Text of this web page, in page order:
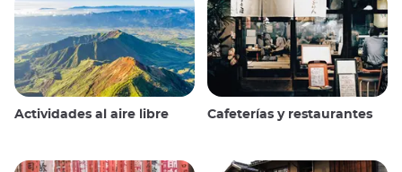
Actividades al aire libre Cafeterías y restaurantes